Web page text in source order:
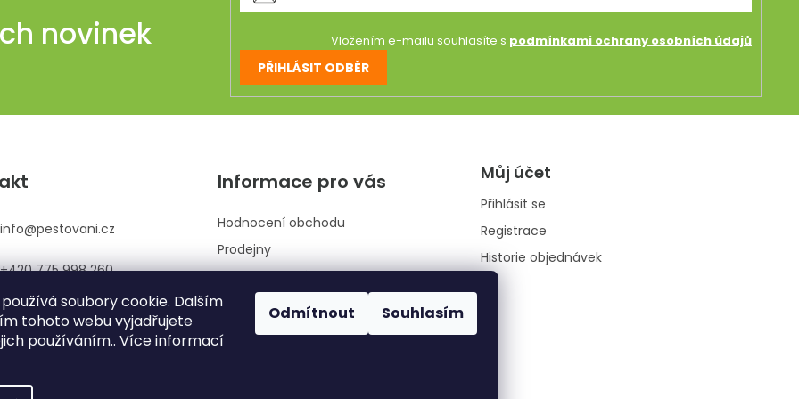
soubory cookie. Dalším
tohoto webu vyjadřujete
používáním.. Více informací
Odmítnout Souhlasím
v
k
y
v
ý
p
u
novinek Vložením e-mailu souhlasíte s podmínkami ochrany osobních údajů
PŘIHLÁSIT ODBĚR
info@pestovani.cz
+420 775 998 260
Informace pro vás
Hodnocení obchodu
Prodejny
Kontaktujte nás
Obchodní podmínky
Podmínky ochrany osobních údajů
Můj účet
Přihlásit se
Registrace
Historie objednávek